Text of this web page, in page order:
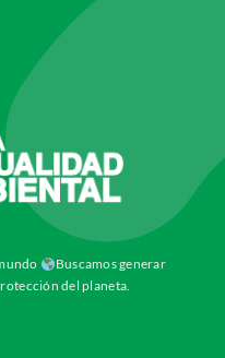
Buscamos generar
del planeta.